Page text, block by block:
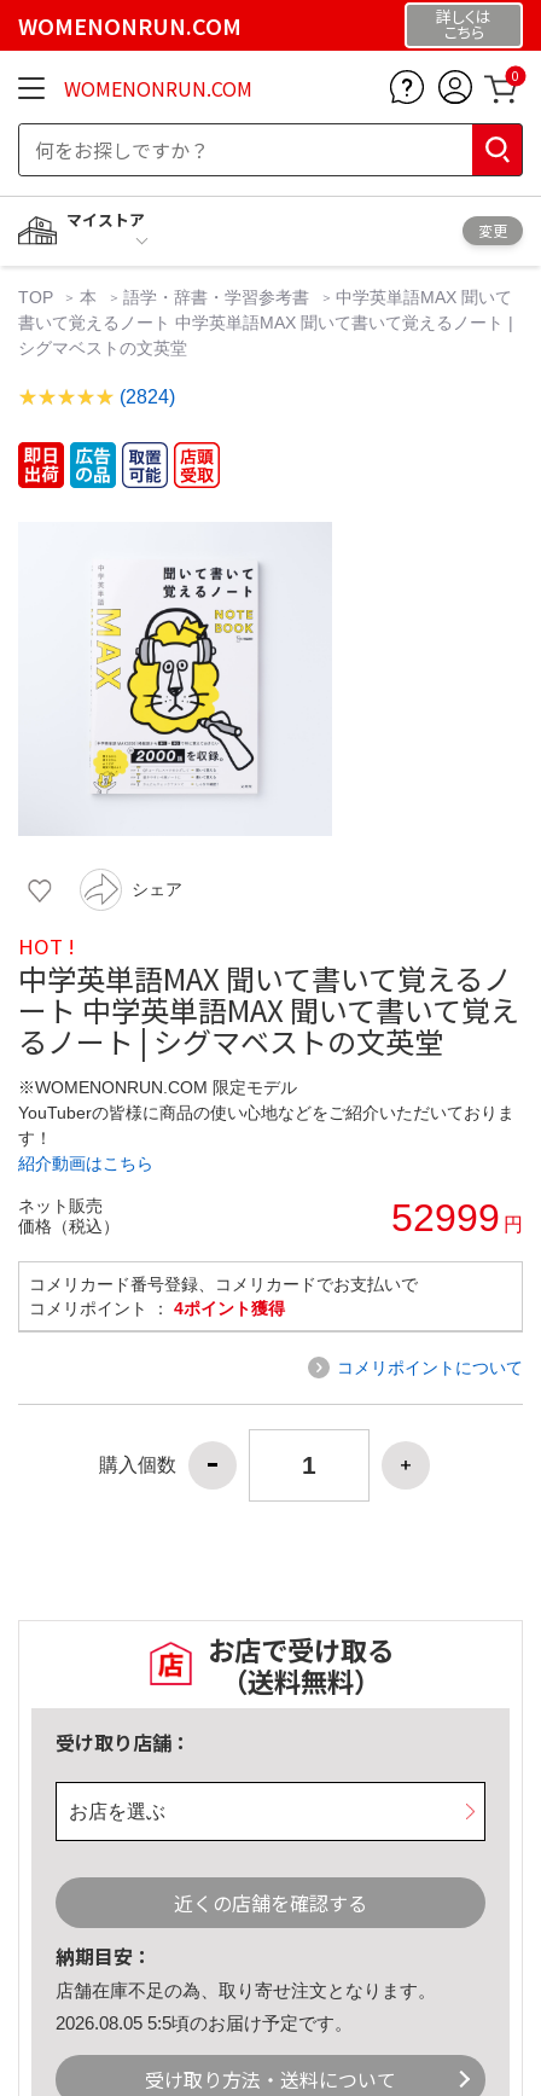
WOMENONRUN.COM 詳しくは
こちら
WOMENONRUN.COM 0
マイストア
変更
TOP 本 語学・辞書・学習参考書
中学英単語MAX 聞いて
書いて覚えるノート 中学英単語MAX 聞いて書いて覚えるノート |
シグマベストの文英堂
(2824)
シェア
HOT !
中学英単語MAX 聞いて書いて覚えるノ
ート 中学英単語MAX 聞いて書いて覚え
るノート | シグマベストの文英堂
※WOMENONRUN.COM 限定モデル
YouTuberの皆様に商品の使い心地などをご紹介いただいておりま
す！
紹介動画はこちら
ネット販売
価格（税込）
52999 円
コメリカード番号登録、コメリカードでお支払いで
コメリポイント ： 4ポイント獲得
コメリポイントについて
購入個数
お店で受け取る
（送料無料）
受け取り店舗：
お店を選ぶ
近くの店舗を確認する
納期目安：
店舗在庫不足の為、取り寄せ注文となります。
2026.08.05 5:5頃のお届け予定です。
受け取り方法・送料について